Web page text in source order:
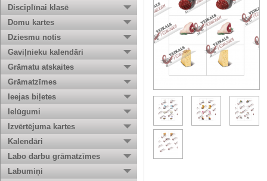
Disciplīnai klasē
Domu kartes
Dziesmu notis
Gaviļnieku kalendāri
Grāmatu atskaites
Grāmatzīmes
Ieejas biļetes
Ielūgumi
Izvērtējuma kartes
Kalendāri
Labo darbu grāmatzīmes
Labumiņi